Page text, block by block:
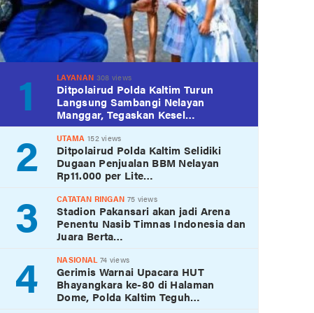
1 LAYANAN 308 views
Ditpolairud Polda Kaltim Turun
Langsung Sambangi Nelayan
Manggar, Tegaskan Kesel…
2 UTAMA 152 views
Ditpolairud Polda Kaltim Selidiki
Dugaan Penjualan BBM Nelayan
Rp11.000 per Lite…
3 CATATAN RINGAN 75 views
Stadion Pakansari akan jadi Arena
Penentu Nasib Timnas Indonesia dan
Juara Berta…
4 NASIONAL74 views
Gerimis Warnai Upacara HUT
Bhayangkara ke-80 di Halaman
Dome, Polda Kaltim Teguh…